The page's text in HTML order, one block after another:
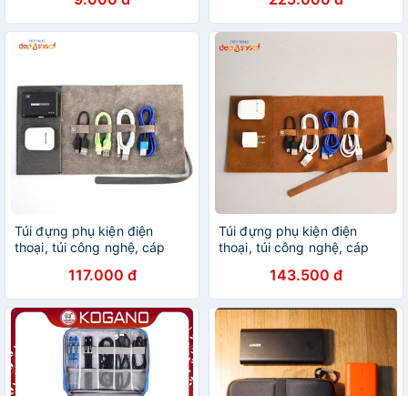
Túi đựng phụ kiện điện
thoại, túi công nghệ, cáp
(32x17cm)117.000 đ
Túi đựng phụ kiện điện
thoại, túi công nghệ, cáp
(32x17cm)143.500 đ